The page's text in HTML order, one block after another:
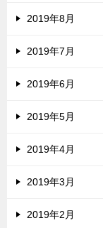
2019年8月
2019年7月
2019年6月
2019年5月
2019年4月
2019年3月
2019年2月